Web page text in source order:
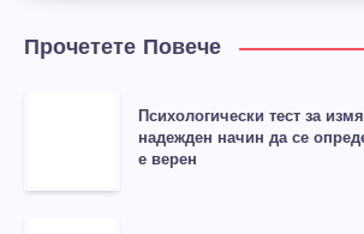
Прочетете Повече
Психологически тест за
надежден начин да се
е верен